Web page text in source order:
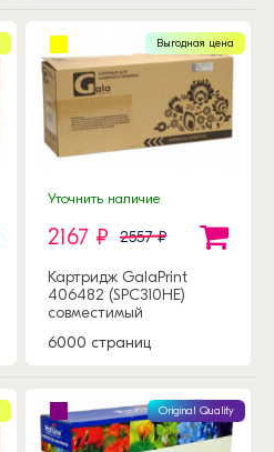
Выгодная цена
Уточнить наличие
2167 ₽ 2557 ₽
Картридж GalaPrint
406482 (SPC310HE)
совместимый
6000 страниц
Original Quality